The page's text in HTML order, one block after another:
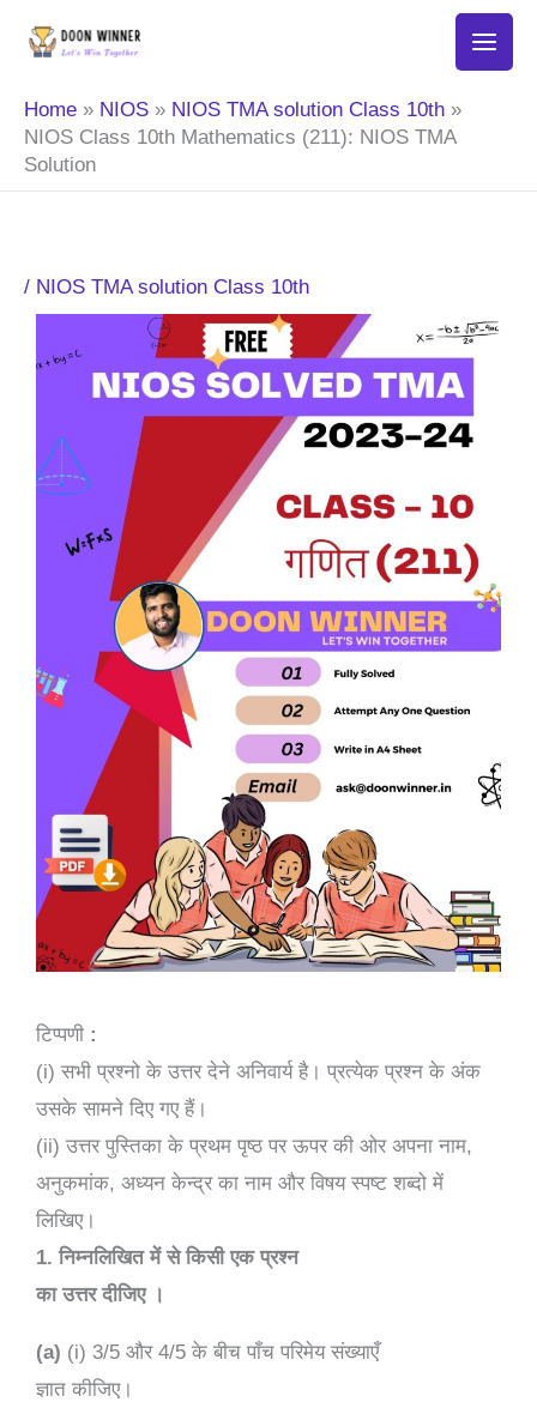
Home NIOS
NIOS TMA solution Class 10th
NIOS Class 10th Mathematics (211): NIOS TMA
Solution
/ NIOS TMA solution Class 10th
टिप्पणी :
(i) सभी प्रश्नो के उत्तर देने अनिवार्य है। प्रत्येक प्रश्न के अंक
उसके सामने दिए गए हैं।
(ii) उत्तर पुस्तिका के प्रथम पृष्ठ पर ऊपर की ओर अपना नाम,
अनुकमांक, अध्यन केन्द्र का नाम और विषय स्पष्ट शब्दो में
लिखिए।
1. निम्नलिखित में से किसी एक प्रश्न
का उत्तर दीजिए ।
(a) (i) 3/5 और 4/5 के बीच पाँच परिमेय संख्याएँ
ज्ञात कीजिए।